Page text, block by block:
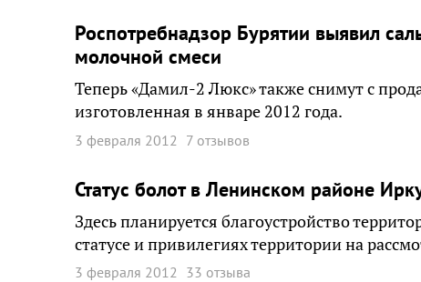
Роспотребнадзор Бурятии выявил
молочной смеси
Теперь «Дамил-2 Люкс» также снимут с
изготовленная в январе 2012 года.
3 февраля 2012 7 отзывов
Статус болот в Ленинском районе
Здесь планируется благоустройство
статусе и привилегиях территории на
3 февраля 2012 33 отзыва